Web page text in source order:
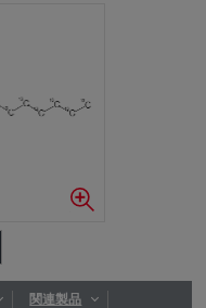
関連製品